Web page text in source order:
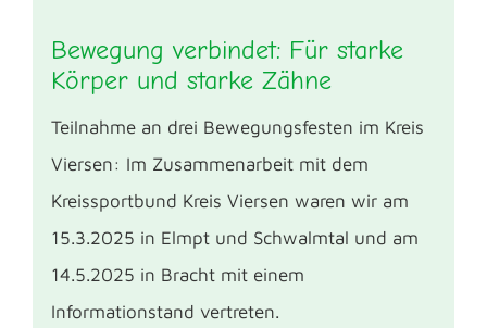
Bewegung verbindet: Für starke
Körper und starke Zähne
Teilnahme an drei Bewegungsfesten im Kreis
Viersen: Im Zusammenarbeit mit dem
Kreissportbund Kreis Viersen waren wir am
15.3.2025 in Elmpt und Schwalmtal und am
14.5.2025 in Bracht mit einem
Informationstand vertreten.